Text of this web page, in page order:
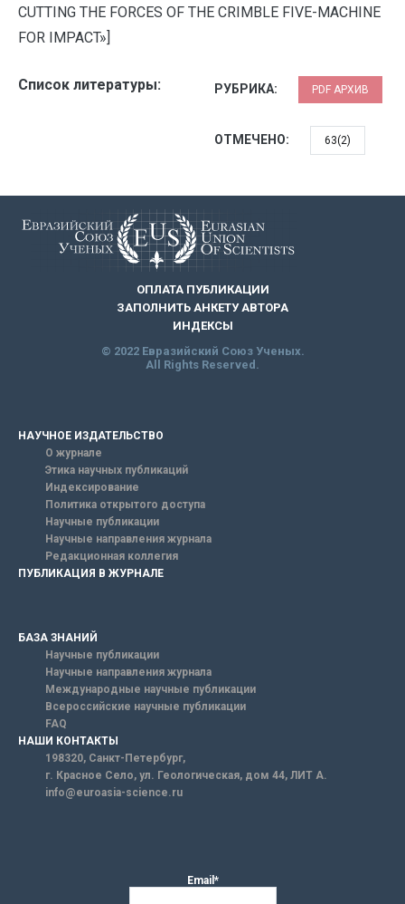
CUTTING THE FORCES OF THE CRIMBLE FIVE-MACHINE
FOR IMPACT»]
Список литературы: РУБРИКА: PDF АРХИВ
ОТМЕЧЕНО: 63(2)
ОПЛАТА ПУБЛИКАЦИИ
ЗАПОЛНИТЬ АНКЕТУ АВТОРА
ИНДЕКСЫ
© 2022 Евразийский Союз Ученых.
All Rights Reserved.
НАУЧНОЕ ИЗДАТЕЛЬСТВО
О журнале
Этика научных публикаций
Индексирование
Политика открытого доступа
Научные публикации
Научные направления журнала
Редакционная коллегия
ПУБЛИКАЦИЯ В ЖУРНАЛЕ
БАЗА ЗНАНИЙ
Научные публикации
Научные направления журнала
Международные научные публикации
Всероссийские научные публикации
FAQ
НАШИ КОНТАКТЫ
198320, Санкт-Петербург,
г. Красное Село, ул. Геологическая, дом 44, ЛИТ А.
info@euroasia-science.ru
Email*